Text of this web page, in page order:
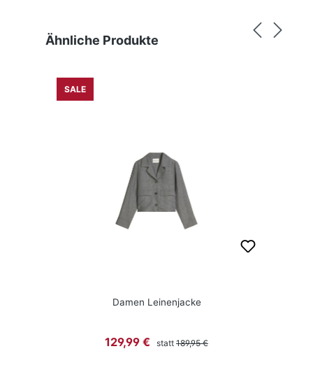
Produktgalerie überspringen
Ähnliche Produkte
SALE
Damen Leinenjacke
Verkaufspreis:
129,99 € statt Regulärer Preis:
189,95 €